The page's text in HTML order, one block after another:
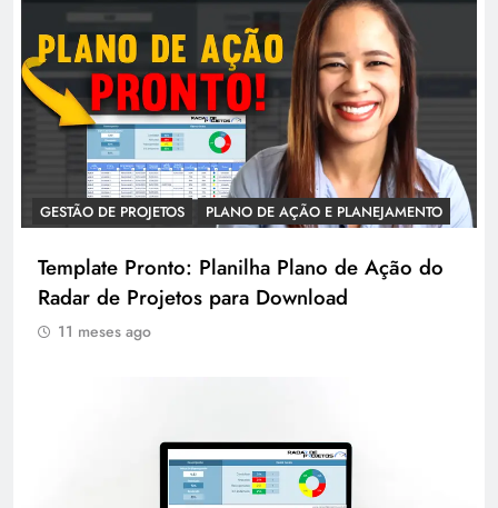
GESTÃO DE PROJETOS PLANO DE AÇÃO E PLANEJAMENTO
Template Pronto: Planilha Plano de Ação do
Radar de Projetos para Download
11 meses ago